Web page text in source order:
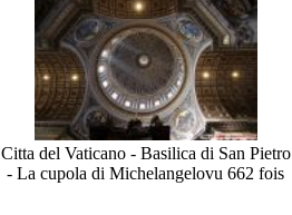
Citta del Vaticano - Basilica di San Pietro
- La cupola di Michelangelovu 662 fois